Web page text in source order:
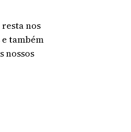
nos
também
nossos